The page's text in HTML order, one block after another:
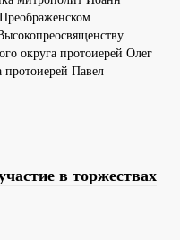
округа протоиерей Олег
протоиерей Павел
в торжествах